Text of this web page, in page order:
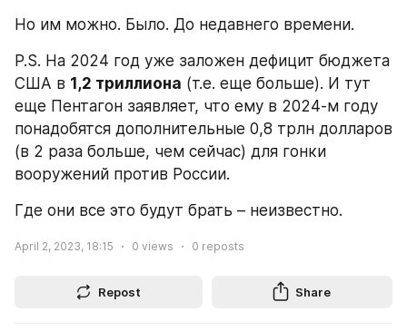
Но им можно. Было. До недавнего времени.
P.S. На 2024 год уже заложен дефицит бюджета
США в 1,2 триллиона (т.е. еще больше). И тут
еще Пентагон заявляет, что ему в 2024-м году
понадобятся дополнительные 0,8 трлн долларов
(в 2 раза больше, чем сейчас) для гонки
вооружений против России.
Где они все это будут брать – неизвестно.
April 2, 2023, 18:15 0 views 0 reposts
Repost Share